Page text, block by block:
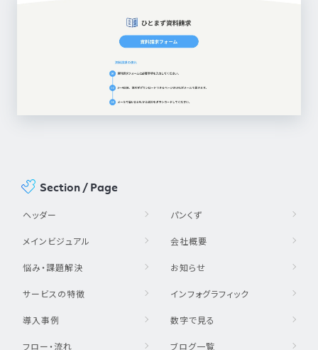
Section / Page
ヘッダー
メインビジュアル
悩み・課題解決
サービスの特徴
導入事例
フロー・流れ
パンくず
会社概要
お知らせ
インフォグラフィック
数字で見る
ブログ一覧